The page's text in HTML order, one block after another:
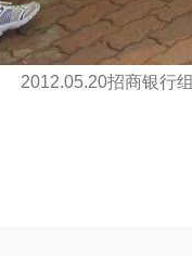
2012.05.20招商银行